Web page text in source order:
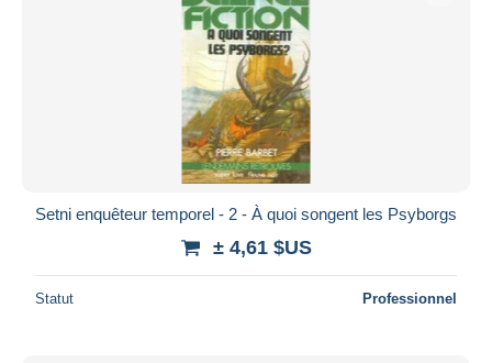
Setni enquêteur temporel - 2 - À quoi songent les Psyborgs
± 4,61 $US
Statut Professionnel